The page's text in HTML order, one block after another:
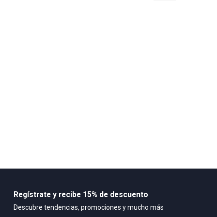
Regístrate y recibe 15% de descuento
Descubre tendencias, promociones y mucho más